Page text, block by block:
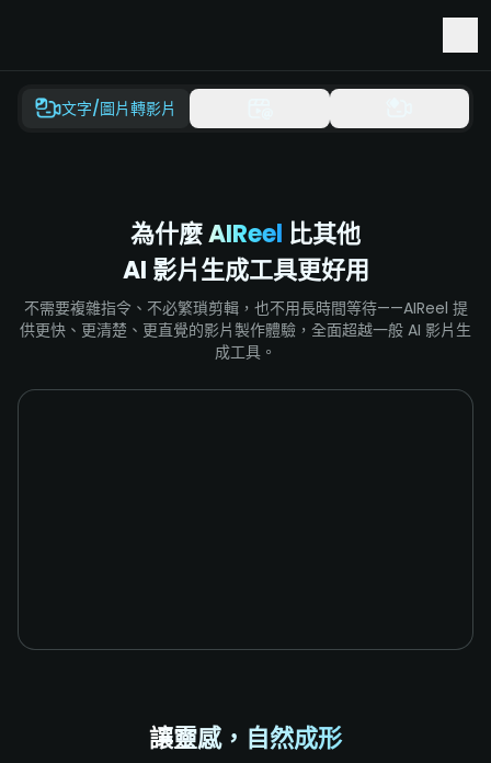
文字/圖片轉影片
為什麼AIReel 比其他
AI 影片生成工具更好用
不需要複雜指令、不必繁瑣剪輯，也不用長時間等待——AIReel 提
供更快、更清楚、更直覺的影片製作體驗，全面超越一般 AI 影片生
成工具。
讓靈感，自然成形